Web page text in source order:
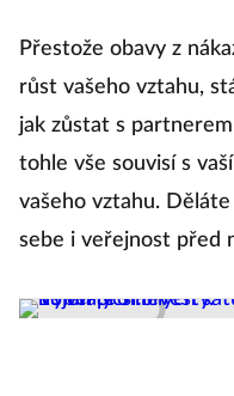
Přestože obavy z
růst vašeho vztahu,
jak zůstat s
tohle vše souvisí s
vašeho vztahu.
sebe i veřejnost před